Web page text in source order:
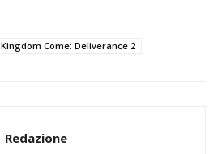
Kingdom Come: Deliverance 2
Redazione